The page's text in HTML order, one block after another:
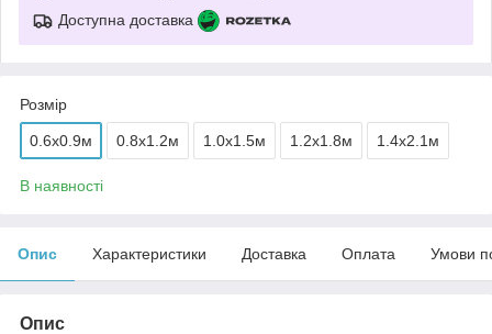
Доступна доставка
Розмір
0.6x0.9м 0.8x1.2м 1.0x1.5м 1.2x1.8м 1.4x2.1м
В наявності
Опис Характеристики Доставка Оплата Умови
Опис